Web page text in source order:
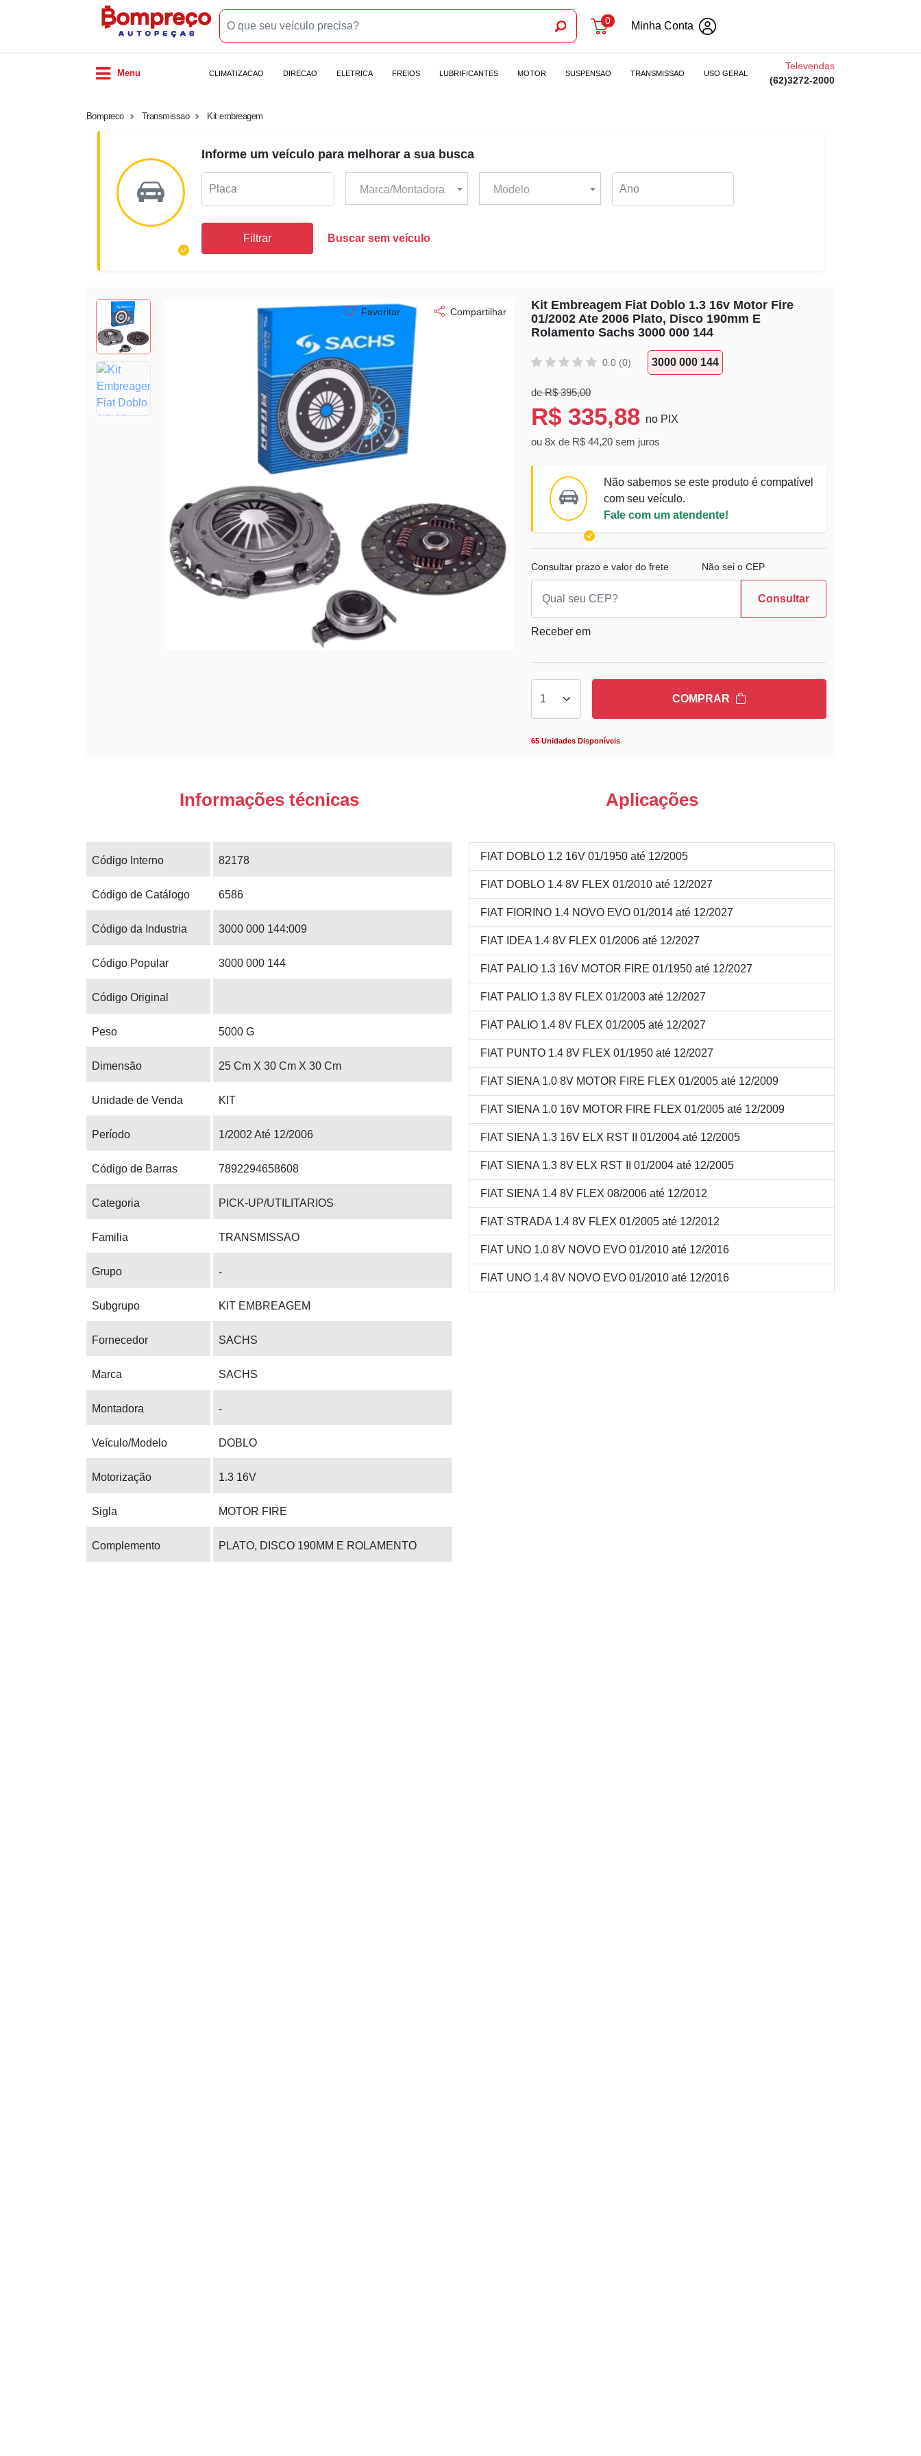
0 Minha Conta
Menu CLIMATIZACAO DIRECAO ELETRICA FREIOS LUBRIFICANTES MOTOR SUSPENSAO TRANSMISSAO USO GERAL
Televendas
(62)3272-2000
Bompreco Transmissao Kit embreagem
Informe um veículo para melhorar a sua busca
Marca/Montadora Modelo
Filtrar Buscar sem veículo
Favoritar Compartilhar
Kit Embreagem Fiat Doblo 1.3 16v Motor Fire
01/2002 Ate 2006 Plato, Disco 190mm E
Rolamento Sachs 3000 000 144
0.0 (0) 3000 000 144
deR$ 395,00
R$ 335,88 no PIX
ou 8x de R$ 44,20 sem juros
Não sabemos se este produto é compatível
com seu veículo.
Fale com um atendente!
Consultar prazo e valor do frete Não sei o CEP
Consultar
Receber em
COMPRAR
65 Unidades Disponíveis
Informações técnicas
Código Interno 82178
Código de Catálogo 6586
Código da Industria 3000 000 144:009
Código Popular 3000 000 144
Código Original
Peso 5000 G
Dimensão 25 Cm X 30 Cm X 30 Cm
Unidade de Venda KIT
Período 1/2002 Até 12/2006
Código de Barras 7892294658608
Categoria PICK-UP/UTILITARIOS
Familia TRANSMISSAO
Grupo -
Subgrupo KIT EMBREAGEM
Fornecedor SACHS
Marca SACHS
Montadora -
Veículo/Modelo DOBLO
Motorização 1.3 16V
Sigla MOTOR FIRE
Complemento PLATO, DISCO 190MM E ROLAMENTO
Aplicações
FIAT DOBLO 1.2 16V 01/1950 até 12/2005
FIAT DOBLO 1.4 8V FLEX 01/2010 até 12/2027
FIAT FIORINO 1.4 NOVO EVO 01/2014 até 12/2027
FIAT IDEA 1.4 8V FLEX 01/2006 até 12/2027
FIAT PALIO 1.3 16V MOTOR FIRE 01/1950 até 12/2027
FIAT PALIO 1.3 8V FLEX 01/2003 até 12/2027
FIAT PALIO 1.4 8V FLEX 01/2005 até 12/2027
FIAT PUNTO 1.4 8V FLEX 01/1950 até 12/2027
FIAT SIENA 1.0 8V MOTOR FIRE FLEX 01/2005 até 12/2009
FIAT SIENA 1.0 16V MOTOR FIRE FLEX 01/2005 até 12/2009
FIAT SIENA 1.3 16V ELX RST II 01/2004 até 12/2005
FIAT SIENA 1.3 8V ELX RST II 01/2004 até 12/2005
FIAT SIENA 1.4 8V FLEX 08/2006 até 12/2012
FIAT STRADA 1.4 8V FLEX 01/2005 até 12/2012
FIAT UNO 1.0 8V NOVO EVO 01/2010 até 12/2016
FIAT UNO 1.4 8V NOVO EVO 01/2010 até 12/2016